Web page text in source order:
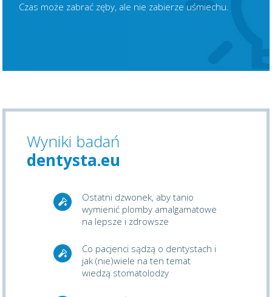
Czas może zabrać zęby, ale nie zabierze uśmiechu.
Wyniki badań
dentysta.eu
Ostatni dzwonek, aby tanio
wymienić plomby amalgamatowe
na lepsze i zdrowsze
Co pacjenci sądzą o dentystach i
jak (nie)wiele na ten temat
wiedzą stomatolodzy